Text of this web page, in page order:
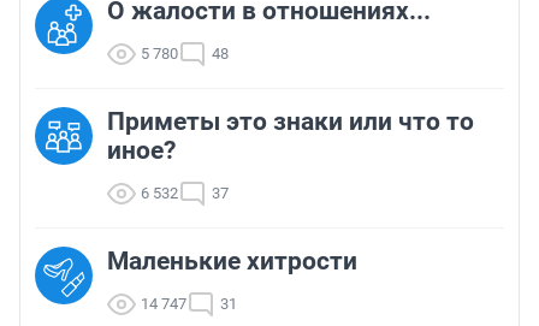
О жалости в отношениях...
5 780 48
Приметы это знаки или что то
иное?
6 532 37
Маленькие хитрости
14 747 31